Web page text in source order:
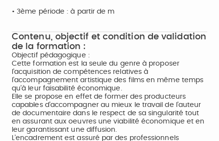
• 3ème période : à partir de m
Contenu, objectif et condition de validation
de la formation :
Objectif pédagogique :
Cette formation est la seule du genre à proposer
l’acquisition de compétences relatives à
l’accompagnement artistique des films en même temps
qu’à leur faisabilité économique.
Elle se propose en effet de former des producteurs
capables d’accompagner au mieux le travail de l’auteur
de documentaire dans le respect de sa singularité tout
en assurant aux oeuvres une viabilité économique et en
leur garantissant une diffusion.
L’encadrement est assuré par des professionnels